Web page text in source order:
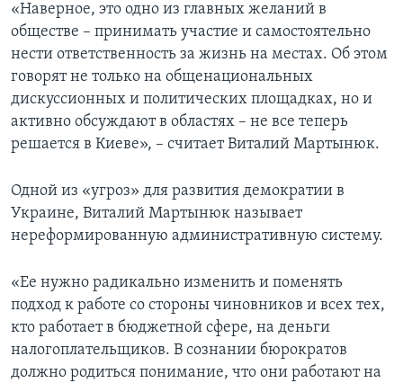
«Наверное, это одно из главных желаний в
обществе – принимать участие и самостоятельно
нести ответственность за жизнь на местах. Об этом
говорят не только на общенациональных
дискуссионных и политических площадках, но и
активно обсуждают в областях – не все теперь
решается в Киеве», – считает Виталий Мартынюк.
Одной из «угроз» для развития демократии в
Украине, Виталий Мартынюк называет
нереформированную административную систему.
«Ее нужно радикально изменить и поменять
подход к работе со стороны чиновников и всех тех,
кто работает в бюджетной сфере, на деньги
налогоплательщиков. В сознании бюрократов
должно родиться понимание, что они работают на